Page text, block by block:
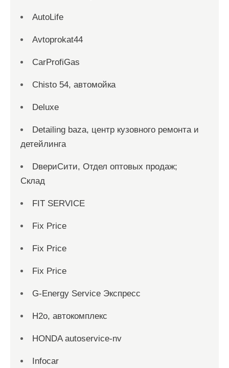
AutoLife
Avtoprokat44
CarProfiGas
Chisto 54, автомойка
Deluxe
Detailing baza, центр кузовного ремонта и
детейлинга
DвериСити, Отдел оптовых продаж;
Склад
FIT SERVICE
Fix Price
Fix Price
Fix Price
G-Energy Service Экспресс
H2о, автокомплекс
HONDA autoservice-nv
Infocar